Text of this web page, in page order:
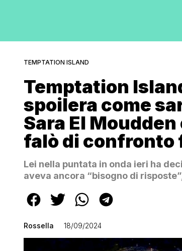
TEMPTATION ISLAND
Temptation
spoilera come
Sara El
falò di confronto
Lei nella puntata in onda ieri ha
aveva ancora “bisogno di
Rossella 18/09/2024